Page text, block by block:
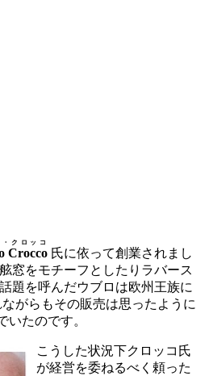
Crocco
・クロッコ
氏に依って創業されまし
窓をモチーフとしたりラバース
題を呼んだウブロは欧州王族に
がらもその販売は思ったように
いたのです。
こうした状況下クロッコ氏
が経営を委ねるべく頼った